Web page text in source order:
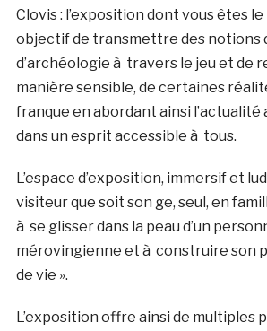
Clovis : l’exposition dont vous êtes le
objectif de transmettre des notions
d’archéologie à travers le jeu et de
manière sensible, de certaines
franque en abordant ainsi l’actualité
dans un esprit accessible à tous.
L’espace d’exposition, immersif et
visiteur que soit son ge, seul, en
à se glisser dans la peau d’un
mérovingienne et à construire son
de vie ».
L’exposition offre ainsi de multiples